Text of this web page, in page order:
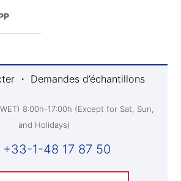
・ Demandes d’échantillons
8:00h-17:00h (Except for Sat, Sun,
and Holidays)
+33-1-48 17 87 50